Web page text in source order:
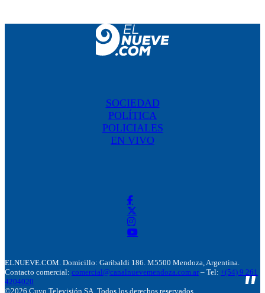
SOCIEDAD
POLÍTICA
POLICIALES
EN VIVO
ELNUEVE.COM. Domicillo: Garibaldi 186. M5500 Mendoza, Argentina.
Contacto comercial: comercial@canalnuevemendoza.com.ar – Tel: +(54) 9 261
4204020
©2026 Cuyo Televisión SA. Todos los derechos reservados